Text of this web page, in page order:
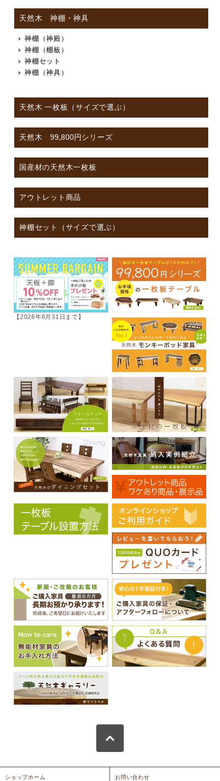
天然木 神棚・神具
神棚（神殿）
神棚（棚板）
神棚セット
神棚（神具）
天然木 一枚板（サイズで選ぶ）
天然木 99,800円シリーズ
国産材の天然木一枚板
アウトレット商品
神棚セット（サイズで選ぶ）
【2026年8月31日まで】
ショップホーム お問い合わせ